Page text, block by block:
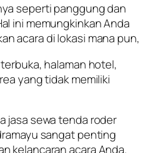
seperti panggung dan
ini memungkinkan Anda
acara di lokasi mana pun,
halaman hotel,
yang tidak memiliki
jasa sewa tenda roder
sangat penting
kelancaran acara Anda.